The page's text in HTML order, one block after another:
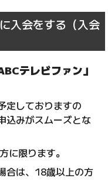
入会をする（入会
テレビファン」
定しておりますの
込みがスムーズとな
に限ります。
合は、18歳以上の方